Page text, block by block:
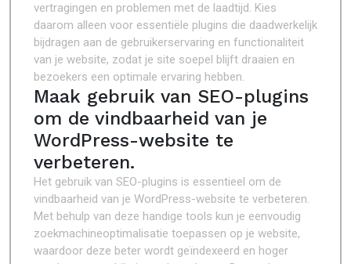
vertragingen en problemen met de laadtijd. Kies
daarom alleen voor essentiële plugins die daadwerkelijk
bijdragen aan de gebruikerservaring en functionaliteit
van je website, zodat je site soepel blijft draaien en
bezoekers een optimale ervaring hebben.
Maak gebruik van SEO-plugins
om de vindbaarheid van je
WordPress-website te
verbeteren.
Het gebruik van SEO-plugins is essentieel om de
vindbaarheid van je WordPress-website te verbeteren.
Met behulp van deze handige tools kun je eenvoudig
zoekmachineoptimalisatie toepassen op je website,
waardoor deze beter wordt geïndexeerd en hoger